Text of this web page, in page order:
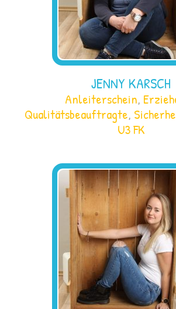
JENNY KARSCH
Anleiterschein,
Qualitätsbeauftragte,
U3 FK